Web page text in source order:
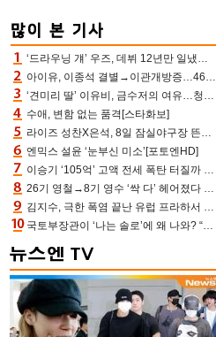
‘드라우닝 걔’ 우즈, 데뷔 12년만 일냈다…체조경기장 입성 확정
아이유, 이종석 결별→이관개방증…46장 꽉 채운 유애나 ♥ “열심히 사는 중”
‘견미리 딸’ 이유비, 금수저의 여유…청순 미모에 반전 슬림 라인
수애, 변함 없는 품격[스타화보]
라이즈 성찬X은석, 8일 잠실야구장 뜬다…시구 시타+특별공연까지
엔믹스 설윤 ‘눈부신 미소’[포토엔HD]
이승기 ‘105억’ 고액 전세 폭탄 터질까 “차가원 측이 돈 준다고, 약속 안 지키면 법적 조치”
26기 영철→8기 영수 ‘싹 다’ 헤어졌다 ‘나솔사계’ 충격의 현커 0쌍 (촌장TV)
김지수, 극한 폭염 끝난 유럽 프라하서 쾌적한 여름나기 “선풍기만으로 지내”
국토부장관이 ‘나는 솔로’에 왜 나와? “모솔탈출 파이팅” 데프콘 깜짝 [결정적장면]